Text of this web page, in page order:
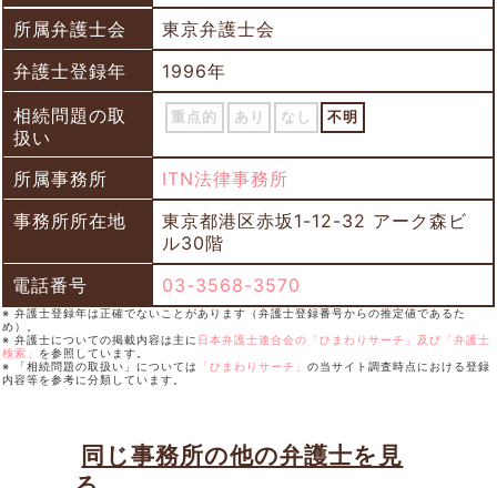
所属弁護士会
東京弁護士会
弁護士登録年
1996年
相続問題の取
扱い
重点的 あり なし 不明
所属事務所
ITN法律事務所
事務所所在地
東京都港区赤坂1-12-32 アーク森ビ
ル30階
電話番号
03-3568-3570
※ 弁護士登録年は正確でないことがあります（弁護士登録番号からの推定値であるた
め）。
※ 弁護士についての掲載内容は主に 日本弁護士連合会の「ひまわりサーチ」及び「弁護士
検索」 を参照しています。
※ 「相続問題の取扱い」については
「ひまわりサーチ」 の当サイト調査時点における登録
内容等を参考に分類しています。
同じ事務所の他の弁護士を見